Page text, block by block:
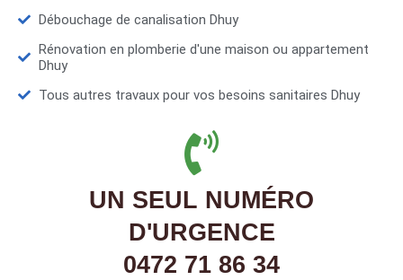
Débouchage de canalisation Dhuy
Rénovation en plomberie d'une maison ou appartement
Dhuy
Tous autres travaux pour vos besoins sanitaires Dhuy
UN SEUL NUMÉRO
D'URGENCE
0472 71 86 34